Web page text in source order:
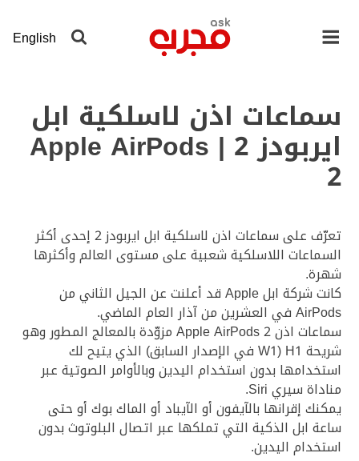
المحتوى English
سماعات اذن لاسلكية ابل
ايربودز 2 | Apple AirPods
2
تعرّف على سماعات اذن لاسلكية ابل ايربودز 2 إحدى أكثر
السماعات اللاسلكية شعبية على مستوى العالم وأكثرها
شهرة.
كانت شركة ابل Apple قد أعلنت عن الجيل الثاني من
AirPods في العشرين من آذار العام الماضي.
سماعات اذن Apple AirPods 2 مزوّدة بالمعالج المطور وهو
شريحة H1 (W1 في الإصدار السابق) الذي يتيح لك
استخدامها بدون استخدام اليدين وبالأوامر الصوتية عبر
مناداة سيري Siri.
يمكنك إقرانها بالآيفون أو الآيباد أو الماك بوك أو حتى
ساعة ابل الذكية التي تملكها عبر اتصال البلوتوث بدون
استخدام اليدين.